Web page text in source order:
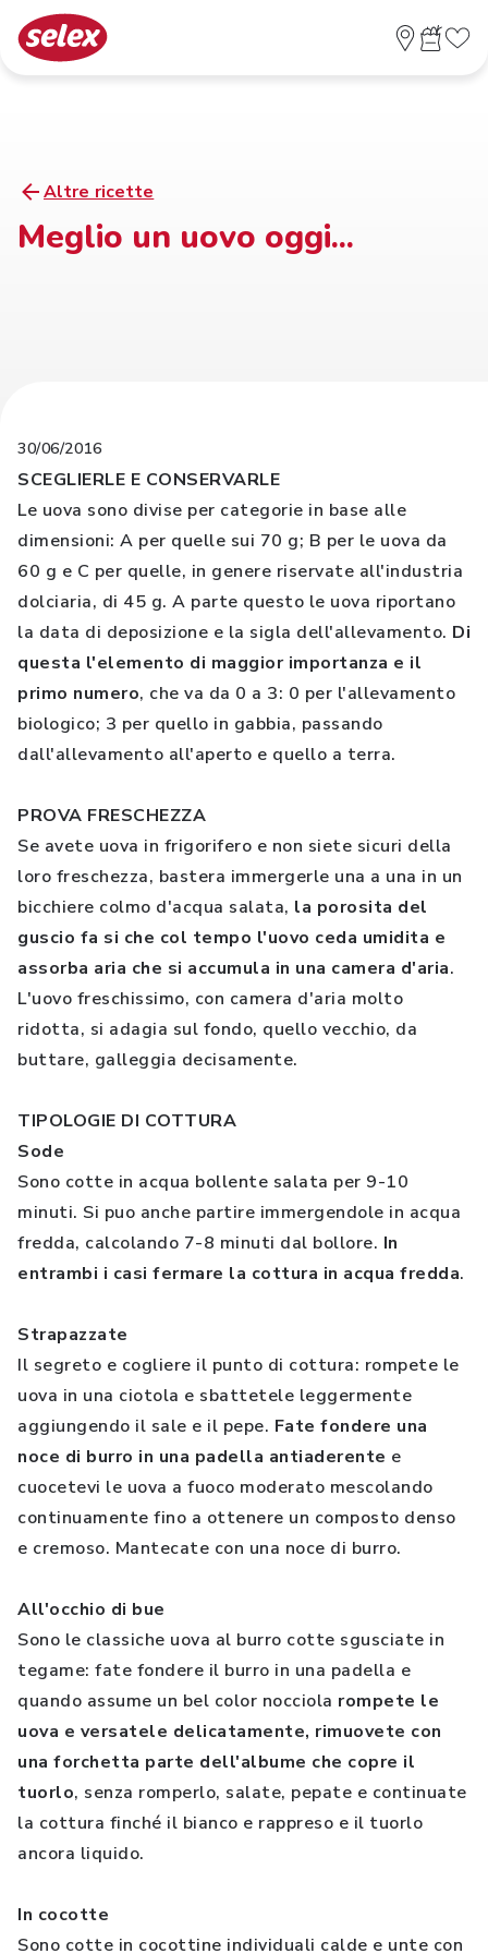
Altre ricette
Meglio un uovo oggi...
30/06/2016
SCEGLIERLE E CONSERVARLE
Le uova sono divise per categorie in base alle
dimensioni: A per quelle sui 70 g; B per le uova da
60 g e C per quelle, in genere riservate all'industria
dolciaria, di 45 g. A parte questo le uova riportano
la data di deposizione e la sigla dell'allevamento. Di
questa l'elemento di maggior importanza e il
primo numero, che va da 0 a 3: 0 per l'allevamento
biologico; 3 per quello in gabbia, passando
dall'allevamento all'aperto e quello a terra.
PROVA FRESCHEZZA
Se avete uova in frigorifero e non siete sicuri della
loro freschezza, bastera immergerle una a una in un
bicchiere colmo d'acqua salata, la porosita del
guscio fa si che col tempo l'uovo ceda umidita e
assorba aria che si accumula in una camera d'aria.
L'uovo freschissimo, con camera d'aria molto
ridotta, si adagia sul fondo, quello vecchio, da
buttare, galleggia decisamente.
TIPOLOGIE DI COTTURA
Sode
Sono cotte in acqua bollente salata per 9-10
minuti. Si puo anche partire immergendole in acqua
fredda, calcolando 7-8 minuti dal bollore. In
entrambi i casi fermare la cottura in acqua fredda.
Strapazzate
Il segreto e cogliere il punto di cottura: rompete le
uova in una ciotola e sbattetele leggermente
aggiungendo il sale e il pepe. Fate fondere una
noce di burro in una padella antiaderente e
cuocetevi le uova a fuoco moderato mescolando
continuamente fino a ottenere un composto denso
e cremoso. Mantecate con una noce di burro.
All'occhio di bue
Sono le classiche uova al burro cotte sgusciate in
tegame: fate fondere il burro in una padella e
quando assume un bel color nocciola rompete le
uova e versatele delicatamente, rimuovete con
una forchetta parte dell'albume che copre il
tuorlo, senza romperlo, salate, pepate e continuate
la cottura finché il bianco e rappreso e il tuorlo
ancora liquido.
In cocotte
Sono cotte in cocottine individuali calde e unte con